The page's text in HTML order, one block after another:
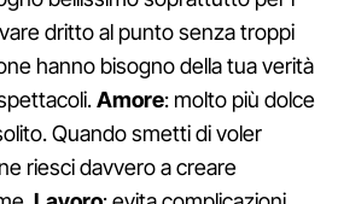
dritto al punto senza troppi
hanno bisogno della tua verità
Amore: molto più dolce
Quando smetti di voler
riesci davvero a creare